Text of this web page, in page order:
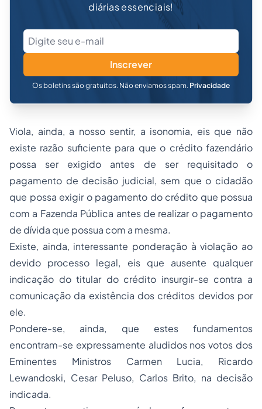
diárias essenciais!
Inscrever
Os boletins são gratuitos. Não enviamos spam. Privacidade
Viola, ainda, a nosso sentir, a isonomia, eis que não
existe razão suficiente para que o crédito fazendário
possa ser exigido antes de ser requisitado o
pagamento de decisão judicial, sem que o cidadão
que possa exigir o pagamento do crédito que possua
com a Fazenda Pública antes de realizar o pagamento
de dívida que possua com a mesma.
Existe, ainda, interessante ponderação à violação ao
devido processo legal, eis que ausente qualquer
indicação do titular do crédito insurgir-se contra a
comunicação da existência dos créditos devidos por
ele.
Pondere-se, ainda, que estes fundamentos
encontram-se expressamente aludidos nos votos dos
Eminentes Ministros Carmen Lucia, Ricardo
Lewandoski, Cesar Peluso, Carlos Brito, na decisão
indicada.